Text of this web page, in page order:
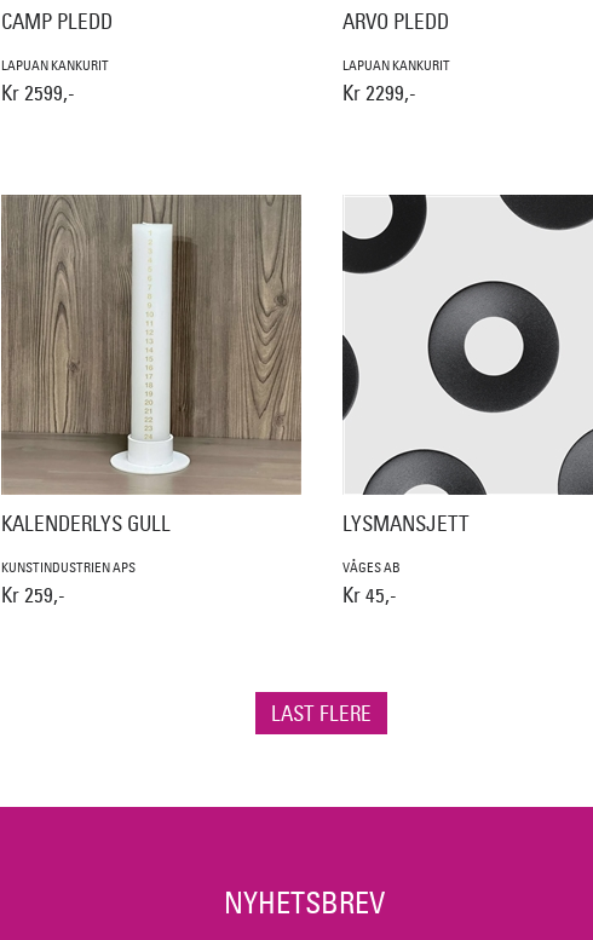
CAMP PLEDD
LAPUAN KANKURIT
Kr 2599,-
ARVO PLEDD
LAPUAN KANKURIT
Kr 2299,-
KALENDERLYS GULL
KUNSTINDUSTRIEN APS
Kr 259,-
LYSMANSJETT
VÅGES AB
Kr 45,-
LAST FLERE
NYHETSBREV